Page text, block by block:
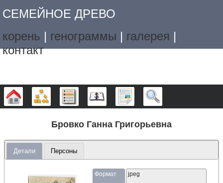
СЕМЕЙНОЕ ДРЕВО
корень | генограммы | галерея |
контакт
Дерево Графики Списки Календарь Отчёты
Бровко Ганна Григорьевна
Детали Персоны
Формат jpeg